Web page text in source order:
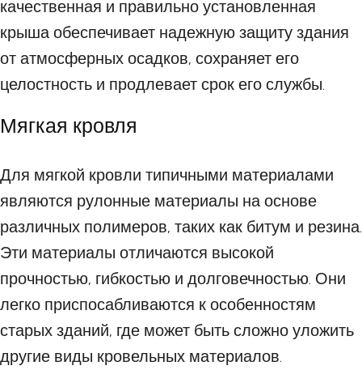
качественная и правильно установленная
крыша обеспечивает надежную защиту здания
от атмосферных осадков, сохраняет его
целостность и продлевает срок его службы.
Мягкая кровля
Для мягкой кровли типичными материалами
являются рулонные материалы на основе
различных полимеров, таких как битум и резина.
Эти материалы отличаются высокой
прочностью, гибкостью и долговечностью. Они
легко приспосабливаются к особенностям
старых зданий, где может быть сложно уложить
другие виды кровельных материалов.